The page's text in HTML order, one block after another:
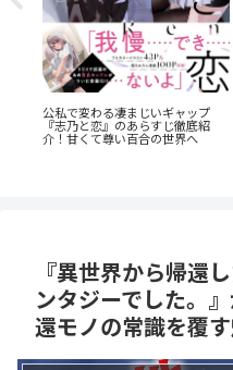
『斜陽に恋う』憧れの先輩が恋し
たのは「弟の彼氏」だった…？切
なすぎる青春BL
『異世界から帰還
ンタジーでした。
還モノの常識を覆